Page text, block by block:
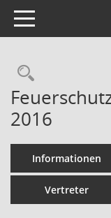
Toggle navigation
2016
Informationen
Vertreter